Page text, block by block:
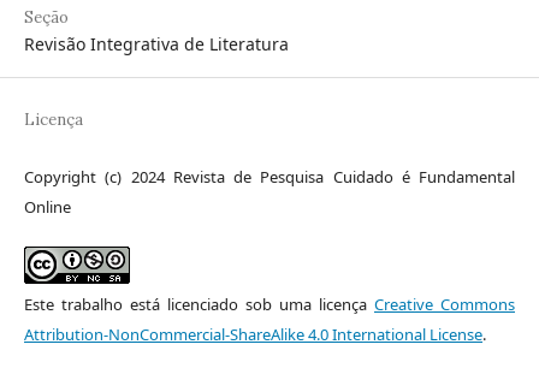
Seção
Revisão Integrativa de Literatura
Licença
Copyright (c) 2024 Revista de Pesquisa Cuidado é Fundamental
Online
Este trabalho está licenciado sob uma licença Creative Commons
Attribution-NonCommercial-ShareAlike 4.0 International License.